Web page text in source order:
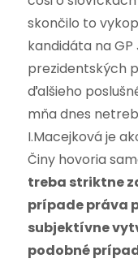
skončilo to
kandidáta na
prezidentských
ďalšieho
mňa dnes
I.Macejková je
Činy hovoria
treba striktne
prípade práva
subjektívne
podobné